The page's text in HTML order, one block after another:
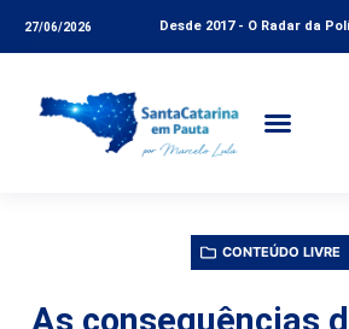
27/06/2026 Desde 2017 - O Radar da
CONTEÚDO LIVRE
As consequências